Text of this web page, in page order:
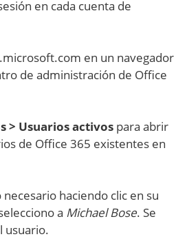
en cada cuenta de
en un navegador
de administración de Office
> Usuarios activos para abrir
de Office 365 existentes en
haciendo clic en su
a Michael Bose. Se
usuario.